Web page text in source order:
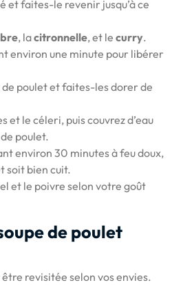
et faites-le revenir jusqu’à ce
, lacitronnelle, et le curry.
environ une minute pour libérer
de poulet et faites-les dorer de
et le céleri, puis couvrez d’eau
poulet.
environ 30 minutes à feu doux,
soit bien cuit.
et le poivre selon votre goût
de poulet
revisitée selon vos envies.